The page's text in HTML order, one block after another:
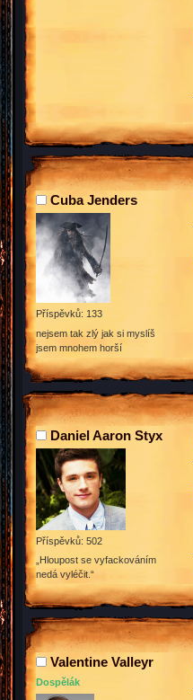
Cuba Jenders
Příspěvků: 133
nejsem tak zlý jak si myslíš
jsem mnohem horší
Daniel Aaron Styx
Příspěvků: 502
„Hloupost se vyfackováním
nedá vyléčit.“
Valentine Valleyr
Dospělák